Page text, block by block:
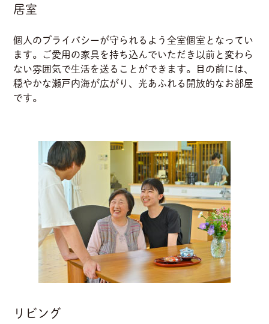
居室
個人のプライバシーが守られるよう全室個室となってい
ます。ご愛用の家具を持ち込んでいただき以前と変わら
ない雰囲気で生活を送ることができます。目の前には、
穏やかな瀬戸内海が広がり、光あふれる開放的なお部屋
です。
リビング